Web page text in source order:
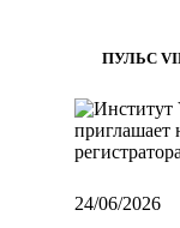
ПУЛЬС
24/06/2026